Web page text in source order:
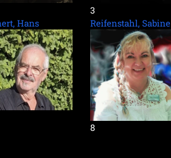
3
Hans Reifenstahl, Sabine
8